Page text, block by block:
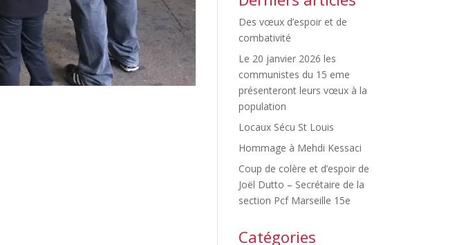
Des vœux d’espoir et de
combativité
Le 20 janvier 2026 les
communistes du 15 eme
présenteront leurs vœux à la
population
Locaux Sécu St Louis
Hommage à Mehdi Kessaci
Coup de colère et d’espoir de
Joël Dutto – Secrétaire de la
section Pcf Marseille 15e
Catégories